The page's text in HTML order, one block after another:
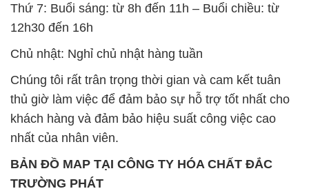
Thứ 7: Buổi sáng: từ 8h đến 11h – Buổi chiều: từ
12h30 đến 16h
Chủ nhật: Nghỉ chủ nhật hàng tuần
Chúng tôi rất trân trọng thời gian và cam kết tuân
thủ giờ làm việc để đảm bảo sự hỗ trợ tốt nhất cho
khách hàng và đảm bảo hiệu suất công việc cao
nhất của nhân viên.
BẢN ĐỒ MAP TẠI CÔNG TY HÓA CHẤT ĐẮC
TRƯỜNG PHÁT